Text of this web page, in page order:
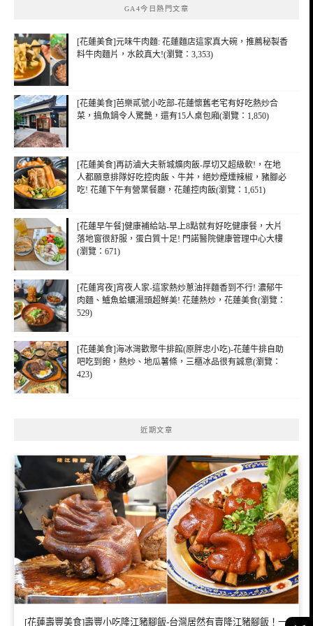
GA4今日熱門文章
[花蓮美食]元味牛肉麵: 花蓮麵店這家真大碗，推薦秘製香
料牛肉麵片，水餃真大!(瀏覽：3,353)
[花蓮美食]芭樂貳號小吃部-花蓮懷舊老宅有好吃熱炒合
菜，搞魚鍋令人驚艷，還有15人桌包廂(瀏覽：1,850)
[花蓮美食]再訪滷大夫新城爌肉飯-厚切又超級軟!，在地
人都願意排隊好吃控肉飯、牛丼，絕妙煙燻辣椒，豬腳必
吃! 花蓮下午有營業餐廳，花蓮控肉飯(瀏覽：1,651)
[花蓮早午餐]健康補給站-早上8點就有好吃健康餐，大片
落地窗很舒服，蛋白質十足! 門諾醫院健康管理中心大樓
(瀏覽：671)
[花蓮宵夜]宵夜人家-這家熱炒蔥油拌麵香到不行! 濃郁牛
肉麵、鱸魚蛤蠣湯頭超鮮美! 花蓮熱炒，花蓮美食(瀏覽：
529)
[花蓮美食]海冰灣歡聚牛排館(原胖忠小吃)-花蓮牛排自助
吧吃到飽，熱炒、地瓜薯條，三櫃冰品很有誠意(瀏覽：
423)
近期文章
[花蓮壽豐美食]壽豐小吃隆江豬腳飯-台灣居然有賣隆江豬腳飯！一